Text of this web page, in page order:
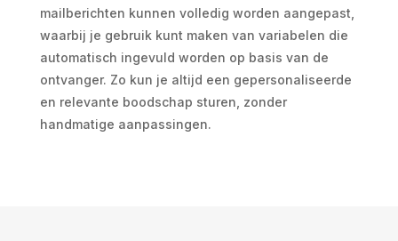
mailberichten kunnen volledig worden aangepast,
waarbij je gebruik kunt maken van variabelen die
automatisch ingevuld worden op basis van de
ontvanger. Zo kun je altijd een gepersonaliseerde
en relevante boodschap sturen, zonder
handmatige aanpassingen.